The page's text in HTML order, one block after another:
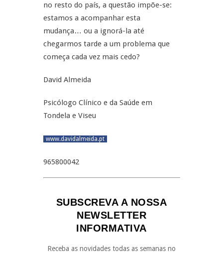
no resto do país, a questão impõe-se:
estamos a acompanhar esta
mudança… ou a ignorá-la até
chegarmos tarde a um problema que
começa cada vez mais cedo?
David Almeida
Psicólogo Clínico e da Saúde em
Tondela e Viseu
www.davidalmeida.pt
965800042
SUBSCREVA A NOSSA
NEWSLETTER
INFORMATIVA
Receba as novidades todas as semanas no